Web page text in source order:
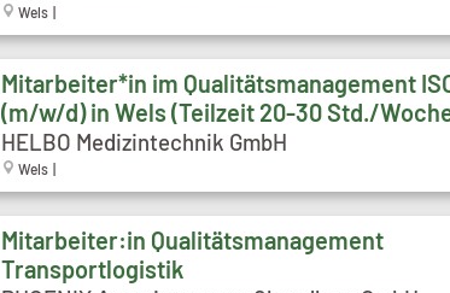
Wels |
Mitarbeiter*in im Qualitätsmanagement
(m/w/d) in Wels (Teilzeit 20-30 Std./
HELBO Medizintechnik GmbH
Wels |
Mitarbeiter:in Qualitätsmanagement
Transportlogistik